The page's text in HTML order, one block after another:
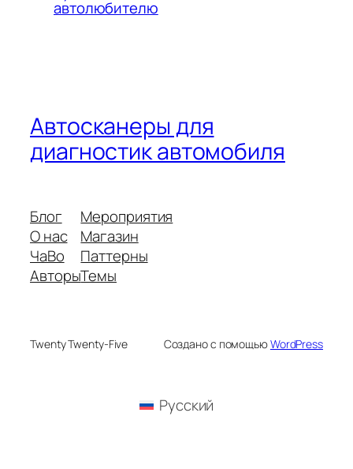
автолюбителю
Автосканеры для
диагностик автомобиля
Блог
О нас
ЧаВо
Авторы
Мероприятия
Магазин
Паттерны
Темы
Twenty Twenty-Five Создано с помощьюWordPress
Русский